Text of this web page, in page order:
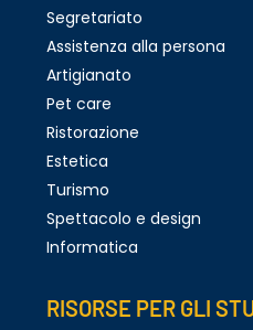
Segretariato
Assistenza alla persona
Artigianato
Pet care
Ristorazione
Estetica
Turismo
Spettacolo e design
Informatica
RISORSE PER GLI